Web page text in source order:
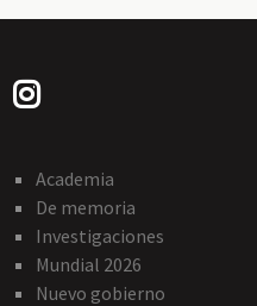
Academia
De memoria
Investigaciones
Mundial 2026
Nuevo gobierno